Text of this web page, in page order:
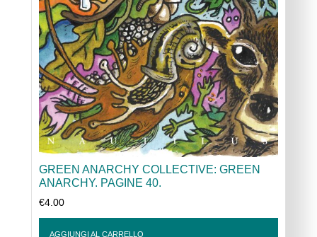
GREEN ANARCHY COLLECTIVE: GREEN
ANARCHY. PAGINE 40.
€4.00
AGGIUNGI AL CARRELLO